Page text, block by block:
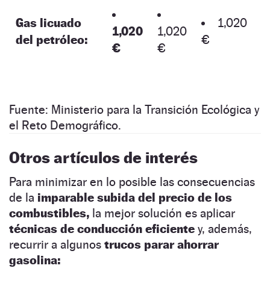
Gas licuado
del petróleo:
1,020
€
1,020
€
1,020
€
Fuente: Ministerio para la Transición Ecológica y
el Reto Demográfico.
Otros artículos de interés
Para minimizar en lo posible las consecuencias
de la imparable subida del precio de los
combustibles, la mejor solución es aplicar
técnicas de conducción eficiente y, además,
recurrir a algunos trucos parar ahorrar
gasolina: